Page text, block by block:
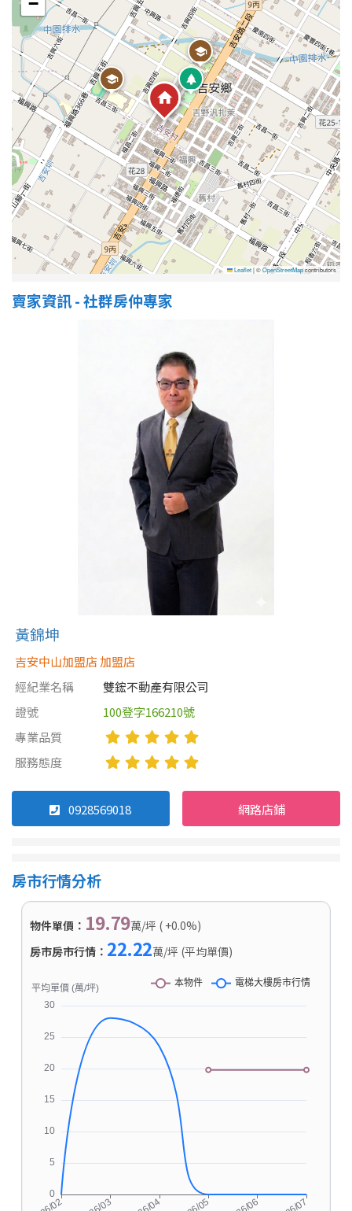
屋齡
不拘
5 年以下
5-10 年 10-20 年
20-30 年 30-40 年
40 年以上
售價 Leaflet|©OpenStreetMapcontributors
賣家資訊 - 社群房仲專家
黃錦坤
吉安中山加盟店 加盟店
經紀業名稱
雙鋐不動產有限公司
證號
100登字166210號
專業品質
服務態度
0928569018 網路店鋪
房市行情分析
物件單價： 19.79萬/坪 ( +0.0%)
房市房市行情： 22.22萬/坪 (平均單價)